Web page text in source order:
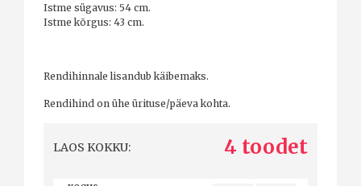
Istme sügavus: 54 cm.
Istme kõrgus: 43 cm.
Rendihinnale lisandub käibemaks.
Rendihind on ühe ürituse/päeva kohta.
LAOS KOKKU: 4 toodet